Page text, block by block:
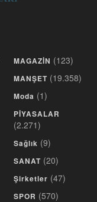
MAGAZİN (123)
MANŞET (19.358)
Moda (1)
PİYASALAR
(2.271)
Sağlık (9)
SANAT (20)
Şirketler (47)
SPOR (570)